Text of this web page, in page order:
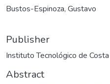
Bustos-Espinoza, Gustavo
Publisher
Instituto Tecnológico de Costa
Abstract